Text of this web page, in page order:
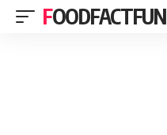
FOODFACTFUN